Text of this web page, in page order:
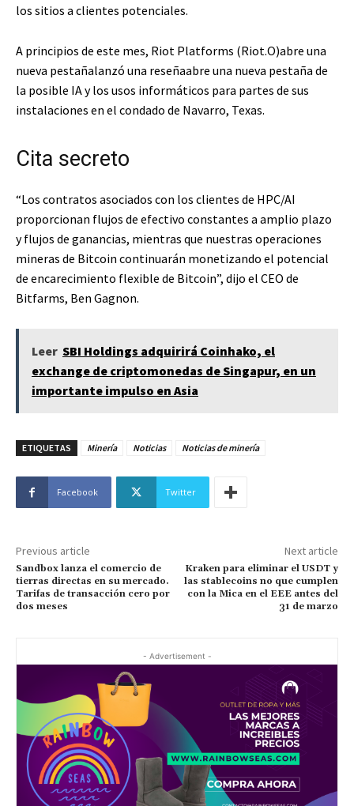
los sitios a clientes potenciales.
A principios de este mes, Riot Platforms (Riot.O)abre una
nueva pestañalanzó una reseñaabre una nueva pestaña de
la posible IA y los usos informáticos para partes de sus
instalaciones en el condado de Navarro, Texas.
Cita secreto
“Los contratos asociados con los clientes de HPC/AI
proporcionan flujos de efectivo constantes a amplio plazo
y flujos de ganancias, mientras que nuestras operaciones
mineras de Bitcoin continuarán monetizando el potencial
de encarecimiento flexible de Bitcoin”, dijo el CEO de
Bitfarms, Ben Gagnon.
Leer SBI Holdings adquirirá Coinhako, el
exchange de criptomonedas de Singapur, en un
importante impulso en Asia
ETIQUETAS Minería Noticias Noticias de minería
Facebook Twitter
Previous article
Sandbox lanza el comercio de
tierras directas en su mercado.
Tarifas de transacción cero por
dos meses
Next article
Kraken para eliminar el USDT y
las stablecoins no que cumplen
con la Mica en el EEE antes del
31 de marzo
- Advertisement -